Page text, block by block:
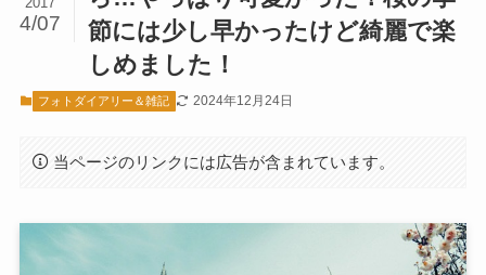
節には少し早かったけど綺麗で楽
しめました！
4/07
フォトダイアリー＆雑記 2024年12月24日
当ページのリンクには広告が含まれています。